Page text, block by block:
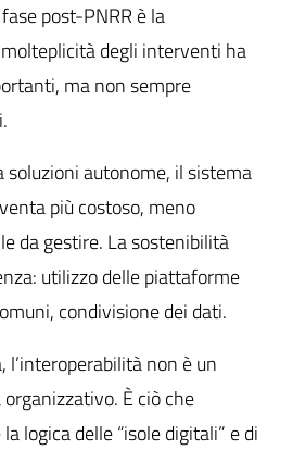
post-PNRR è la
degli interventi ha
ma non sempre
soluzioni autonome, il sistema
più costoso, meno
da gestire. La sostenibilità
utilizzo delle piattaforme
condivisione dei dati.
l’interoperabilità non è un
È ciò che
logica delle “isole digitali” e di